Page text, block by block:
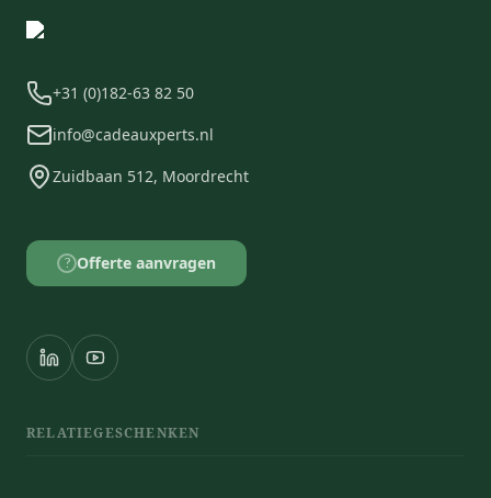
+31 (0)182-63 82 50
info@cadeauxperts.nl
Zuidbaan 512, Moordrecht
? Offerte aanvragen
RELATIEGESCHENKEN